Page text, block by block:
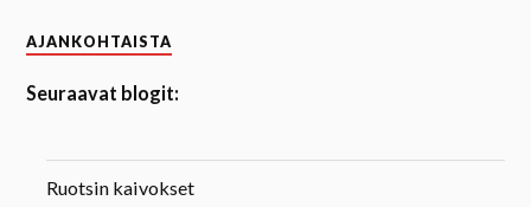
AJANKOHTAISTA
Seuraavat blogit:
Ruotsin kaivokset